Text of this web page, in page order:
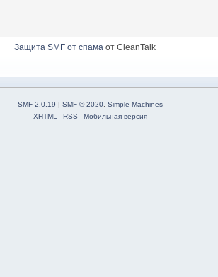
Защита SMF от спама от CleanTalk
SMF 2.0.19 | SMF © 2020 Simple Machines
XHTML
RSS Мобильная версия